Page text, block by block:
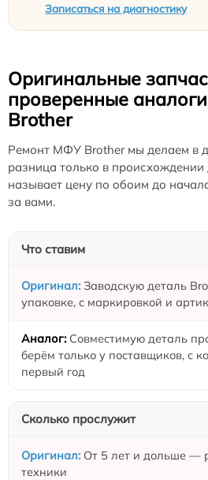
Записаться на диагностику
Оригинальные
проверенные
Brother
Ремонт МФУ Brother мы делаем в
разница только в происхождении
называет цену по обоим до
за вами.
Что ставим
Заводскую деталь
упаковке, с маркировкой и
Совместимую деталь
берём только у поставщиков, с
первый год
Сколько прослужит
От 5 лет и дольше —
техники